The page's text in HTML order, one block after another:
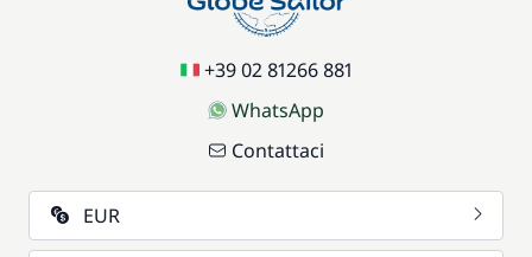
+39 02 81266 881
WhatsApp
Contattaci
EUR